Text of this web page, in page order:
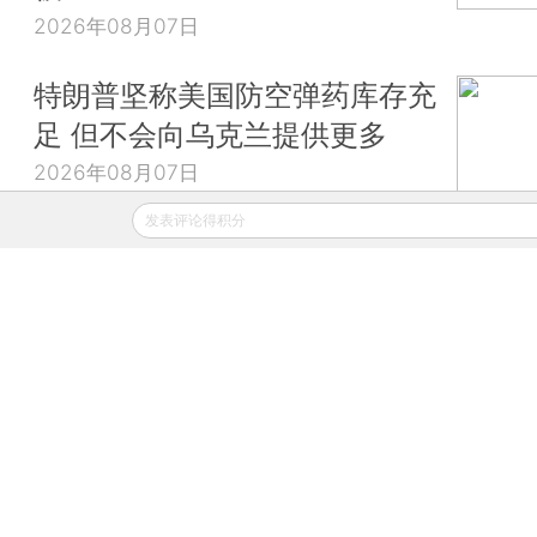
2026年08月07日
特朗普坚称美国防空弹药库存充
足 但不会向乌克兰提供更多
2026年08月07日
发表评论得积分